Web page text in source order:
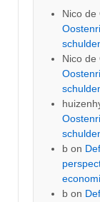
Nico de
Nico de
b on
b on